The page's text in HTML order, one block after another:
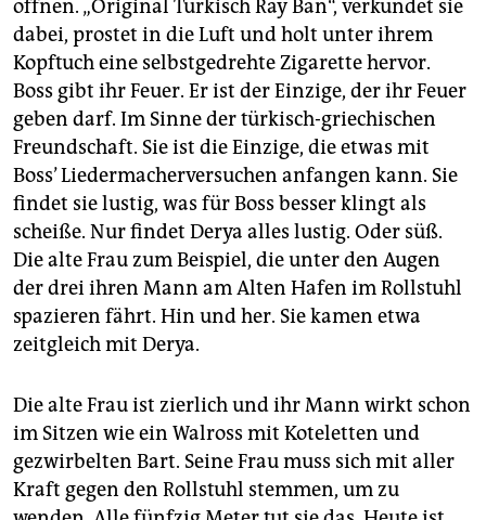
öffnen. „Original Türkisch Ray Ban“, verkündet sie
dabei, prostet in die Luft und holt unter ihrem
Kopftuch eine selbstgedrehte Zigarette hervor.
Boss gibt ihr Feuer. Er ist der Einzige, der ihr Feuer
geben darf. Im Sinne der türkisch-griechischen
Freundschaft. Sie ist die Einzige, die etwas mit
Boss’ Liedermacherversuchen anfangen kann. Sie
findet sie lustig, was für Boss besser klingt als
scheiße. Nur findet Derya alles lustig. Oder süß.
Die alte Frau zum Beispiel, die unter den Augen
der drei ihren Mann am Alten Hafen im Rollstuhl
spazieren fährt. Hin und her. Sie kamen etwa
zeitgleich mit Derya.
Die alte Frau ist zierlich und ihr Mann wirkt schon
im Sitzen wie ein Walross mit Koteletten und
gezwirbelten Bart. Seine Frau muss sich mit aller
Kraft gegen den Rollstuhl stemmen, um zu